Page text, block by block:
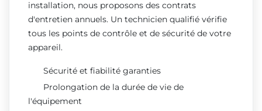
installation, nous proposons des contrats
d'entretien annuels. Un technicien qualifié vérifie
tous les points de contrôle et de sécurité de votre
appareil.
Sécurité et fiabilité garanties
Prolongation de la durée de vie de
l'équipement